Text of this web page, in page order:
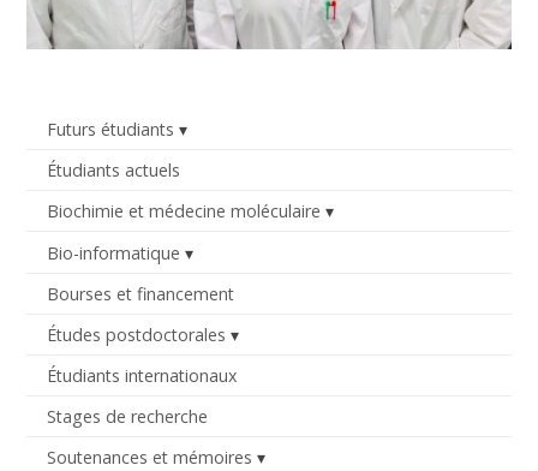
Futurs étudiants
Étudiants actuels
Biochimie et médecine moléculaire
Bio-informatique
Bourses et financement
Études postdoctorales
Étudiants internationaux
Stages de recherche
Soutenances et mémoires